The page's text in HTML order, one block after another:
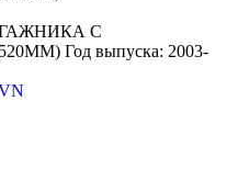
С
Год выпуска: 2003-